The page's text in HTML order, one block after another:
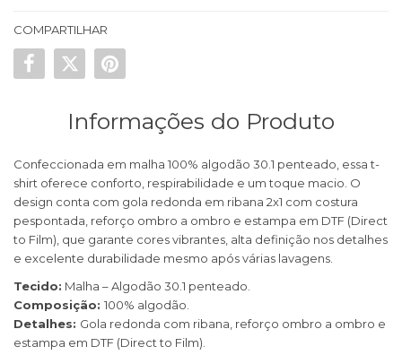
COMPARTILHAR
Informações do Produto
Confeccionada em malha 100% algodão 30.1 penteado, essa t-
shirt oferece conforto, respirabilidade e um toque macio. O
design conta com gola redonda em ribana 2x1 com costura
pespontada, reforço ombro a ombro e estampa em DTF (Direct
to Film), que garante cores vibrantes, alta definição nos detalhes
e excelente durabilidade mesmo após várias lavagens.
Tecido: Malha – Algodão 30.1 penteado.
Composição: 100% algodão.
Detalhes: Gola redonda com ribana, reforço ombro a ombro e
estampa em DTF (Direct to Film).